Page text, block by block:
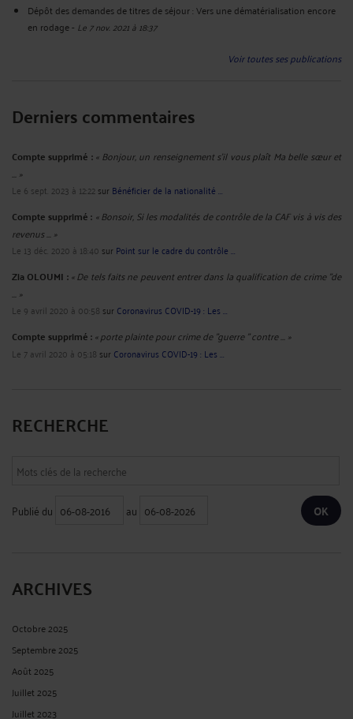
Dépôt des demandes de titres de séjour : Vers une dématérialisation encore
en rodage- Le 7 nov. 2021 à 18:37
Voir toutes ses publications
Derniers commentaires
Compte supprimé :« Bonjour, un renseignement s’il vous plaît Ma belle sœur et
... »
Le 6 sept. 2023 à 12:22sur Bénéficier de la nationalité ...
Compte supprimé : « Bonsoir, Si les modalités de contrôle de la CAF vis à vis des
revenus ... »
Le 13 déc. 2020 à 18:40 sur Point sur le cadre du contrôle ...
Zia OLOUMI : « De tels faits ne peuvent entrer dans la qualification de crime "de
... »
Le 9 avril 2020 à 00:58 sur Coronavirus COVID-19 : Les ...
Compte supprimé :« porte plainte pour crime de "guerre " contre ... »
Le 7 avril 2020 à 05:18 sur Coronavirus COVID-19 : Les ...
RECHERCHE
Publié du au
ARCHIVES
Octobre 2025
Septembre 2025
Août 2025
Juillet 2025
Juillet 2023